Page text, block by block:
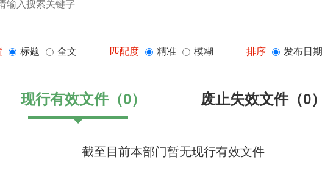
标题 全文 匹配度 精准 模糊 排序 发布日期
现行有效文件（0） 废止失效文件（0）
截至目前本部门暂无现行有效文件